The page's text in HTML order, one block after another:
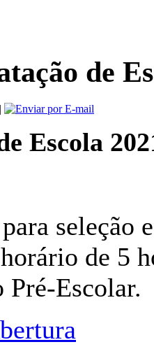
de
|
Escola
seleção
de 5
Pré-Escolar.